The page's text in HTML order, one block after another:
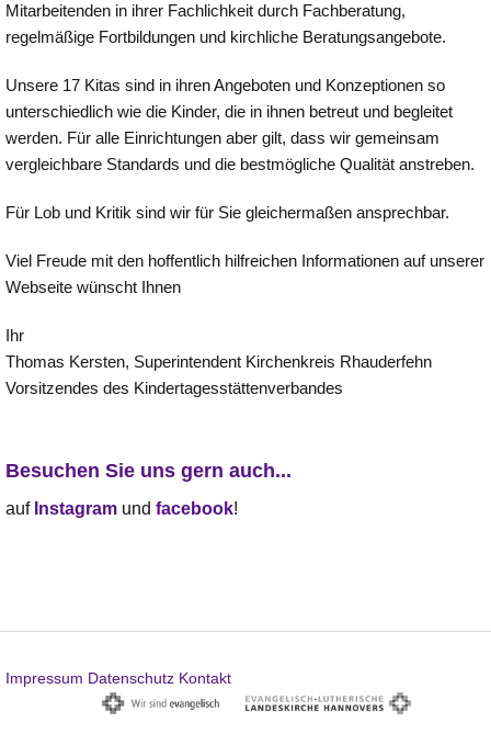
Mitarbeitenden in ihrer Fachlichkeit durch Fachberatung,
regelmäßige Fortbildungen und kirchliche Beratungsangebote.
Unsere 17 Kitas sind in ihren Angeboten und Konzeptionen so
unterschiedlich wie die Kinder, die in ihnen betreut und begleitet
werden. Für alle Einrichtungen aber gilt, dass wir gemeinsam
vergleichbare Standards und die bestmögliche Qualität anstreben.
Für Lob und Kritik sind wir für Sie gleichermaßen ansprechbar.
Viel Freude mit den hoffentlich hilfreichen Informationen auf unserer
Webseite wünscht Ihnen
Ihr
Thomas Kersten, Superintendent Kirchenkreis Rhauderfehn
Vorsitzendes des Kindertagesstättenverbandes
Besuchen Sie uns gern auch...
auf Instagram und facebook!
Impressum Datenschutz Kontakt